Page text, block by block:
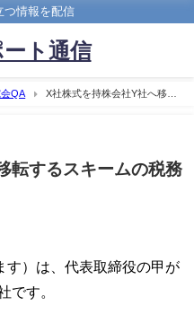
つ情報を配信
ト通信
QA
X社株式を持株会社Y社へ移転
転するスキームの税務
す）は、代表取締役の甲が
です。